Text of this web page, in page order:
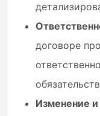
договоре
Изменение